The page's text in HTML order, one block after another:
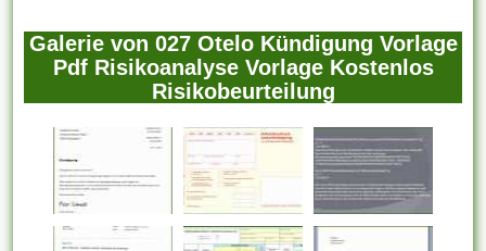
Galerie von 027 Otelo Kündigung Vorlage
Pdf Risikoanalyse Vorlage Kostenlos
Risikobeurteilung